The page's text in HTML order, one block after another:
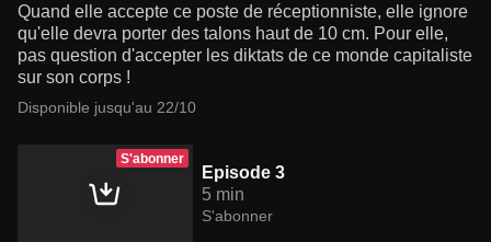
Quand elle accepte ce poste de réceptionniste, elle ignore
qu'elle devra porter des talons haut de 10 cm. Pour elle,
pas question d'accepter les diktats de ce monde capitaliste
sur son corps !
Disponible jusqu'au 22/10
S'abonner
Episode 3
5 min
S'abonner